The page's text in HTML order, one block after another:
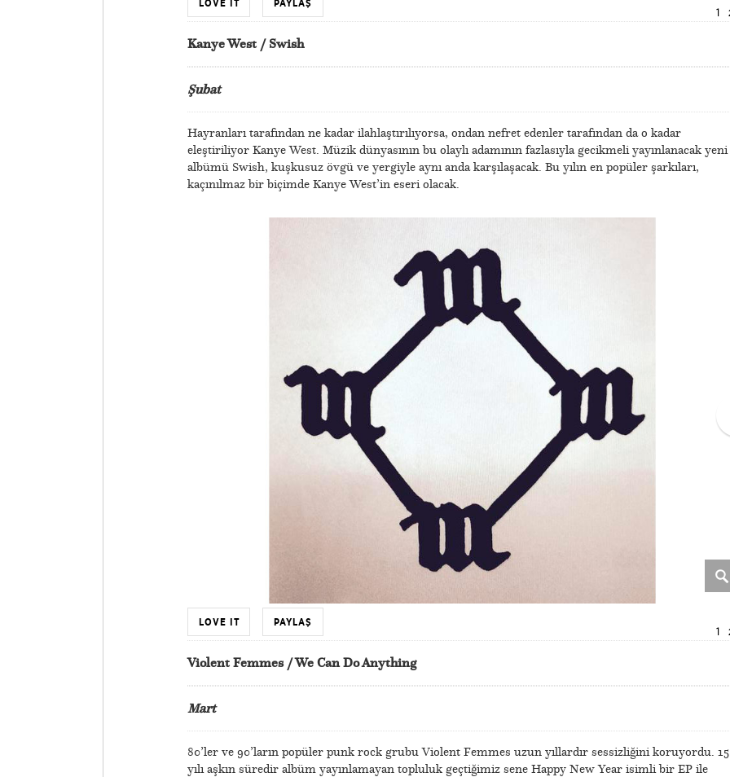
1
LOVE IT PAYLAŞ
Kanye West / Swish
Şubat
Hayranları tarafından ne kadar ilahlaştırılıyorsa, ondan nefret edenler tarafından da o kadar
eleştiriliyor Kanye West. Müzik dünyasının bu olaylı adamının fazlasıyla gecikmeli yayınlanacak yeni
albümü Swish, kuşkusuz övgü ve yergiyle aynı anda karşılaşacak. Bu yılın en popüler şarkıları,
kaçınılmaz bir biçimde Kanye West’in eseri olacak.
1
LOVE IT PAYLAŞ
Violent Femmes / We Can Do Anything
Mart
80’ler ve 90’ların popüler punk rock grubu Violent Femmes uzun yıllardır sessizliğini koruyordu. 15
yılı aşkın süredir albüm yayınlamayan topluluk geçtiğimiz sene Happy New Year isimli bir EP ile